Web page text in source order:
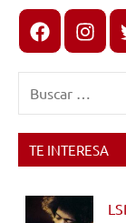
Facebook
TE INTERESA